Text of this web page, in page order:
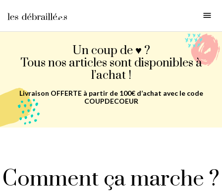
Un coup de ♥ ?
Tous nos articles sont disponibles à
l’achat !
Livraison OFFERTE à partir de 100€ d’achat avec le code
COUPDECOEUR
Comment ça marche ?